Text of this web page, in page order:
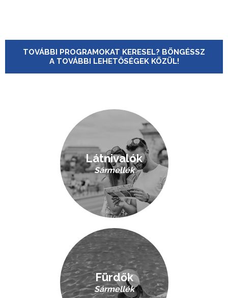
TOVÁBBI PROGRAMOKAT KERESEL? BÖNGÉSSZ
A TOVÁBBI LEHETŐSÉGEK KÖZÜL!
Látnivalók
Sármellék
Fürdők
Sármellék